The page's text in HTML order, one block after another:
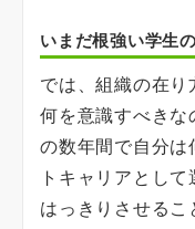
いまだ根強い学生
では、組織の在り
何を意識すべきな
の数年間で自分は
トキャリアとし
はっきりさせるこ